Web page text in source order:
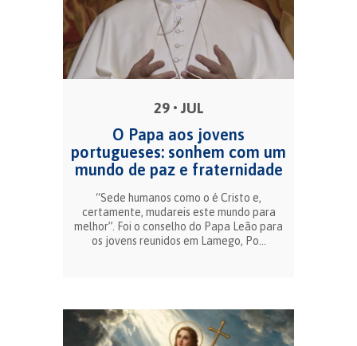
29 • JUL
O Papa aos jovens
portugueses: sonhem com um
mundo de paz e fraternidade
“Sede humanos como o é Cristo e,
certamente, mudareis este mundo para
melhor”. Foi o conselho do Papa Leão para
os jovens reunidos em Lamego, Po...